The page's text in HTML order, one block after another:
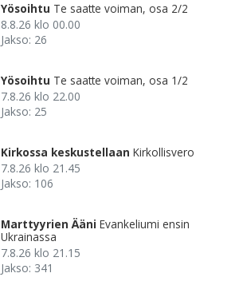
Yösoihtu Te saatte voiman, osa 2/2
8.8.26 klo 00.00
Jakso: 26
Yösoihtu Te saatte voiman, osa 1/2
7.8.26 klo 22.00
Jakso: 25
Kirkossa keskustellaan Kirkollisvero
7.8.26 klo 21.45
Jakso: 106
Marttyyrien Ääni Evankeliumi ensin
Ukrainassa
7.8.26 klo 21.15
Jakso: 341